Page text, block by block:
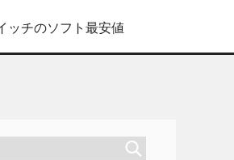
ッチのソフト最安値